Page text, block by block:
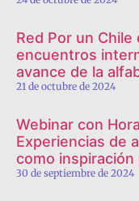
Red Por un
encuentros
avance de la
21 de octubre de 2024
Webinar con
Experiencias de
como inspiración
30 de septiembre de 2024